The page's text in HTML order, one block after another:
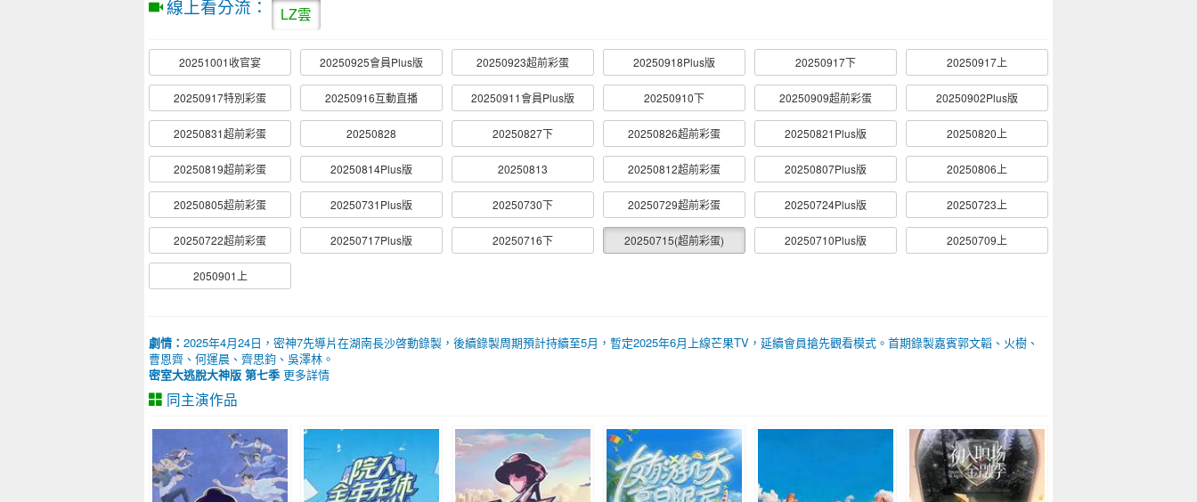
線上看分流： LZ雲
20251001收官宴 20250925會員Plus版 20250923超前彩蛋 20250918Plus版 20250917下 20250917上
20250917特別彩蛋 20250916互動直播 20250911會員Plus版 20250910下 20250909超前彩蛋 20250902Plus版
20250831超前彩蛋 20250828 20250827下 20250826超前彩蛋 20250821Plus版 20250820上
20250819超前彩蛋 20250814Plus版 20250813 20250812超前彩蛋 20250807Plus版 20250806上
20250805超前彩蛋 20250731Plus版 20250730下 20250729超前彩蛋 20250724Plus版 20250723上
20250722超前彩蛋 20250717Plus版 20250716下 20250715(超前彩蛋) 20250710Plus版 20250709上
2050901上
劇情： 2025年4月24日，密神7先導片在湖南長沙啓動錄製，後續錄製周期預計持續至5月，暫定2025年6月上線芒果TV，延續會員搶先觀看模式。首期錄製嘉賓郭文韜、火樹、
曹恩齊、何運晨、齊思鈞、吳澤林。
密室大逃脫大神版 第七季 更多詳情
同主演作品